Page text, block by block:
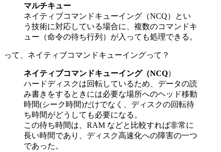
マルチキュー
ネイティブコマンドキューイング（NCQ）とい
う技術に対応している場合に、複数のコマンドキ
ュー（命令の待ち行列）が入っても処理できる。
って、ネイティブコマンドキューイングって？
ネイティブコマンドキューイング（NCQ）
ハードディスクは回転しているため、データの読
み書きをするときには必要な場所へのヘッド移動
時間(シーク時間)だけでなく、ディスクの回転待
ち時間がどうしても必要になる。
この待ち時間は、RAM などと比較すれば非常に
長い時間であり、ディスク高速化への障害の一つ
であった。